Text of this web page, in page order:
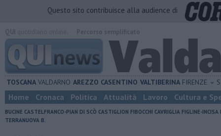
Questo sito contribuisce alla audience di
TOSCANA VALDARNO AREZZO CASENTINO VALTIBERINA FIRENZE
Home Cronaca Politica Attualità Lavoro Cultura e
BUCINE CASTELFRANCO-PIAN DI SCÒ CASTIGLION FIBOCCHI CAVRIGLIA FIGLINE-INCISA
TERRANUOVA B.